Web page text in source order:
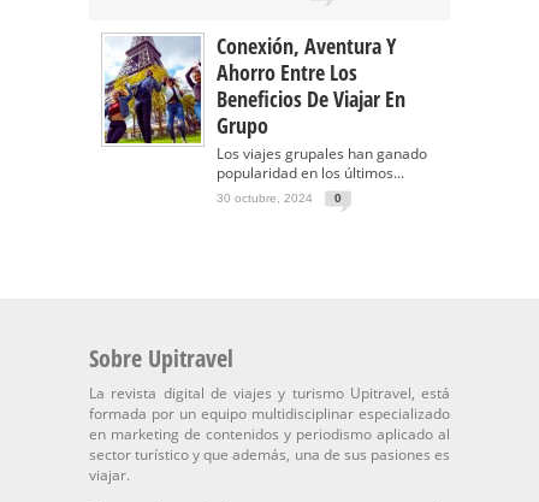
Conexión, Aventura Y
Ahorro Entre Los
Beneficios De Viajar En
Grupo
Los viajes grupales han ganado
popularidad en los últimos...
30 octubre, 2024 0
Sobre Upitravel
La revista digital de viajes y turismo Upitravel, está
formada por un equipo multidisciplinar especializado
en marketing de contenidos y periodismo aplicado al
sector turístico y que además, una de sus pasiones es
viajar.